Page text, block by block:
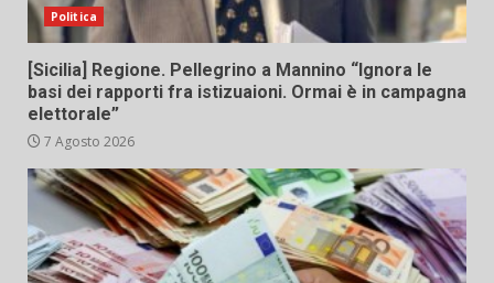
Politica
[Sicilia] Regione. Pellegrino a Mannino “Ignora le
basi dei rapporti fra istizuaioni. Ormai è in campagna
elettorale”
7 Agosto 2026